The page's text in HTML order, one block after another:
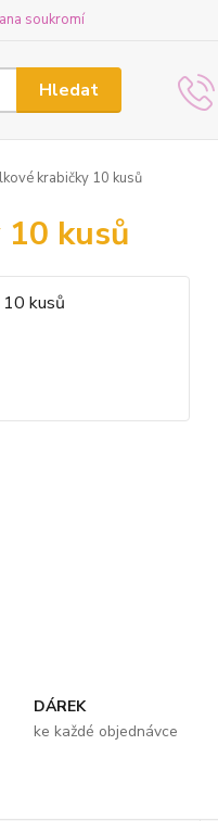
soukromí
Hledat
krabičky 10 kusů
kusů
DÁREK
ke každé objednávce